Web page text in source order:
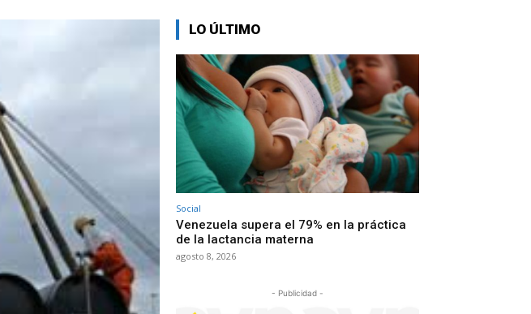
LO ÚLTIMO
Social
Venezuela supera el 79% en la práctica
de la lactancia materna
agosto 8, 2026
- Publicidad -